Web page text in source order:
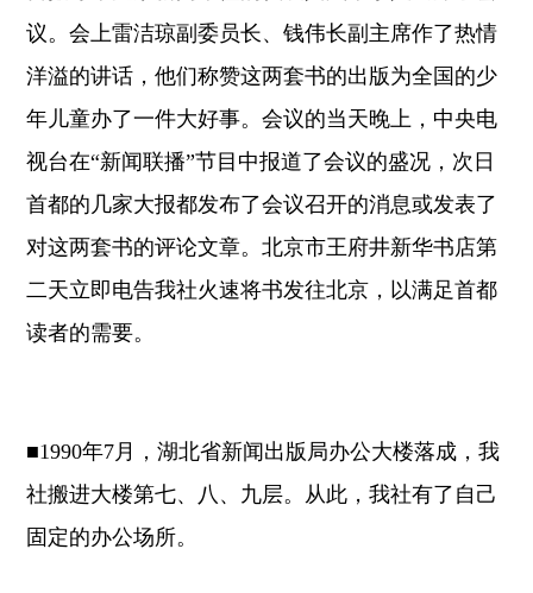
议。会上雷洁琼副委员长、钱伟长副主席作了热情
洋溢的讲话，他们称赞这两套书的出版为全国的少
年儿童办了一件大好事。会议的当天晚上，中央电
视台在“新闻联播”节目中报道了会议的盛况，次日
首都的几家大报都发布了会议召开的消息或发表了
对这两套书的评论文章。北京市王府井新华书店第
二天立即电告我社火速将书发往北京，以满足首都
读者的需要。
■1990年7月，湖北省新闻出版局办公大楼落成，我
社搬进大楼第七、八、九层。从此，我社有了自己
固定的办公场所。